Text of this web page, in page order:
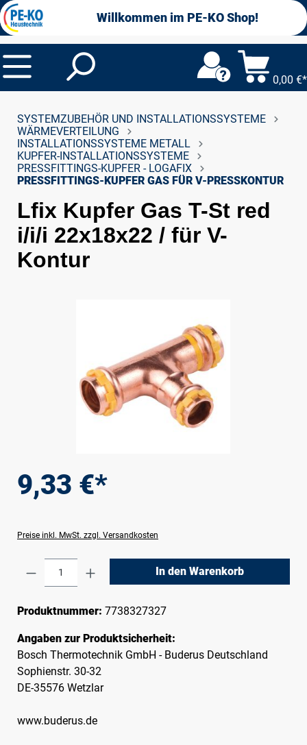
springen Willkommen im PE-KO Shop!
0,00 €*
SYSTEMZUBEHÖR UND INSTALLATIONSSYSTEME
WÄRMEVERTEILUNG
INSTALLATIONSSYSTEME METALL
KUPFER-INSTALLATIONSSYSTEME
PRESSFITTINGS-KUPFER - LOGAFIX
PRESSFITTINGS-KUPFER GAS FÜR V-PRESSKONTUR
Lfix Kupfer Gas T-St red
i/i/i 22x18x22 / für V-
Kontur
9,33 €*
Preise inkl. MwSt. zzgl. Versandkosten
Produkt Anzahl: Gib den gewünschten
In den Warenkorb
Produktnummer: 7738327327
Angaben zur Produktsicherheit:
Bosch Thermotechnik GmbH - Buderus Deutschland
Sophienstr. 30-32
DE-35576 Wetzlar
www.buderus.de